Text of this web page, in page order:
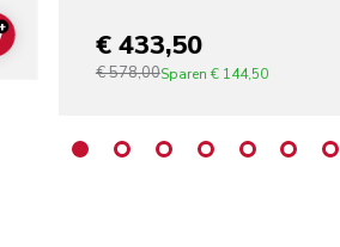
ADD TO CART€ 433,50
€ 578,00Sparen € 144,50